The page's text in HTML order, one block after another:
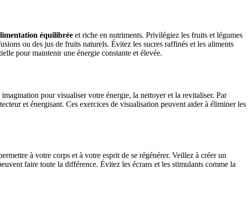
équilibrée et riche en nutriments. Privilégiez les fruits et légumes
ou des jus de fruits naturels. Évitez les sucres raffinés et les aliments
pour maintenir une énergie constante et élevée.
pour visualiser votre énergie, la nettoyer et la revitaliser. Par
et énergisant. Ces exercices de visualisation peuvent aider à éliminer les
à votre corps et à votre esprit de se régénérer. Veillez à créer un
faire toute la différence. Évitez les écrans et les stimulants comme la